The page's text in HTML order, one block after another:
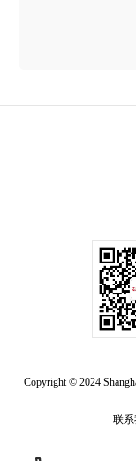
Copyright © 2024
联系